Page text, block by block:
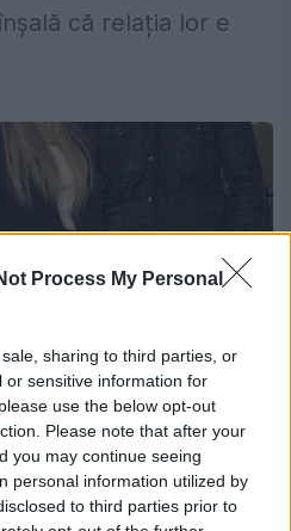
Process My Personal
sharing to third parties, or
or sensitive information for
use the below opt-out
Please note that after your
you may continue seeing
personal information utilized by
to third parties prior to
că relația lor e
că se mărită:
carte de data asta